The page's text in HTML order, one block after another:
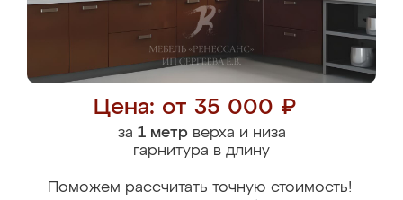
Цена: от 35 000 ₽
за 1 метрверха и низа
гарнитура в длину
Поможем рассчитать точную стоимость!